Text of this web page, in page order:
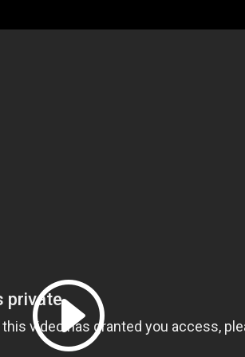
přírody
týdně vás budeme informovat o
z dění před kamerami.